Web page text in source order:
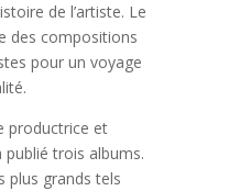
de l’artiste. Le
des compositions
pour un voyage
productrice et
trois albums.
plus grands tels